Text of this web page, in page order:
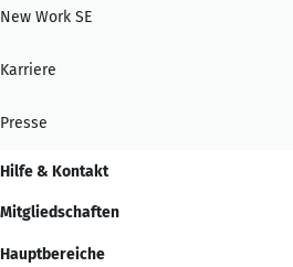
New Work SE
Karriere
Presse
Hilfe & Kontakt
Mitgliedschaften
Hauptbereiche